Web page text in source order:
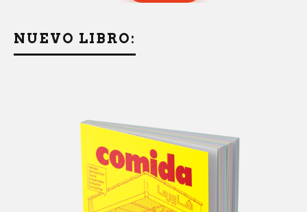
NUEVO LIBRO: